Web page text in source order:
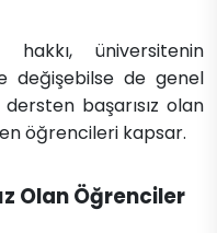
hakkı, üniversitenin
değişebilse de genel
başarısız olan
öğrencileri kapsar.
Olan Öğrenciler